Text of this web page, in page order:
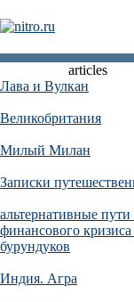
articles
Лава и Вулкан
Великобритания
Милый Милан
Записки
альтернативные
финансового
бурундуков
Индия. Агра